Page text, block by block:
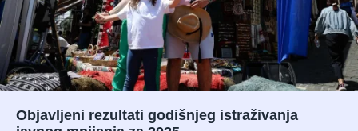
Objavljeni rezultati godišnjeg istraživanja